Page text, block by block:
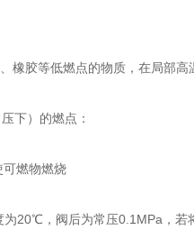
橡胶等低燃点的物质，在局部高
下）的燃点：
燃物燃烧
20℃，阀后为常压0.1MPa，